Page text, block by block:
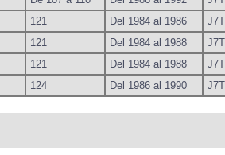
121 Del 1984 al 1986
121 Del 1984 al 1988
121 Del 1984 al 1988
124 Del 1986 al 1990